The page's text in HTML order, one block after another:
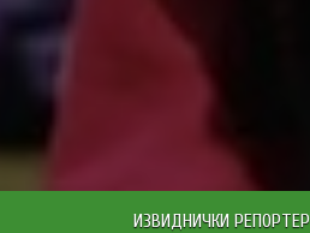
ИЗВИДНИЧКИ РЕПОРТЕР